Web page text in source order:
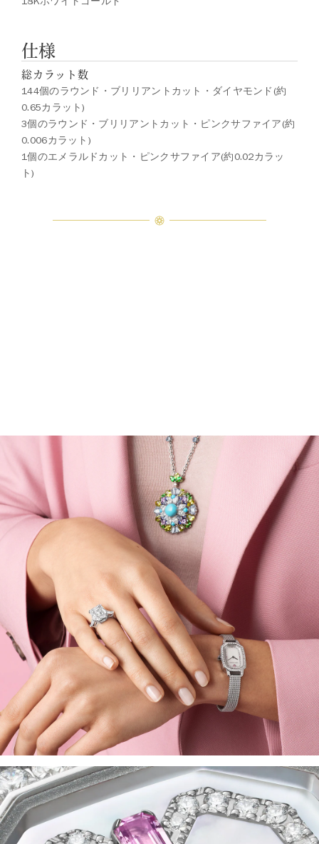
仕様
総カラット数
144個のラウンド・ブリリアントカット・ダイヤモンド(約
0.65カラット)
3個のラウンド・ブリリアントカット・ピンクサファイア(約
0.006カラット)
1個のエメラルドカット・ピンクサファイア(約0.02カラッ
ト)